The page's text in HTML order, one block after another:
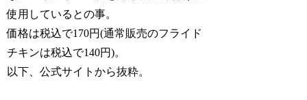
使用しているとの事。
価格は税込で170円(通常販売のフライド
チキンは税込で140円)。
以下、公式サイトから抜粋。